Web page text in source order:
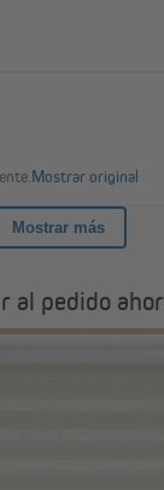
incluye el ancho
cuidadosa y el
al pedido